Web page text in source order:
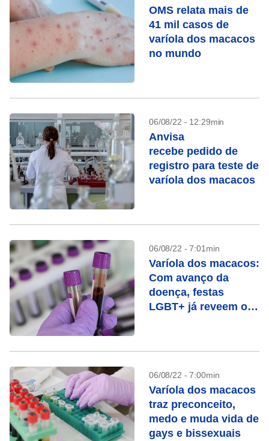
OMS relata mais de
41 mil casos de
varíola dos macacos
no mundo
06/08/22 - 12:29min
Anvisa
recebe pedido de
registro para teste de
varíola dos macacos
06/08/22 - 7:01min
Varíola dos macacos:
Com avanço da
doença, festas
LGBT+ já reveem os
06/08/22 - 7:00min
Varíola dos macacos
traz preconceito,
medo e muda vida de
gays e bissexuais